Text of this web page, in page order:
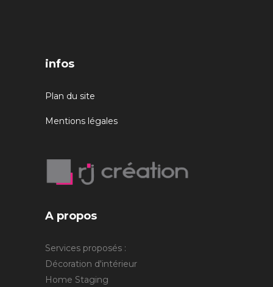
infos
Plan du site
Mentions légales
A propos
Services proposés :
Décoration d'intérieur
Home Staging